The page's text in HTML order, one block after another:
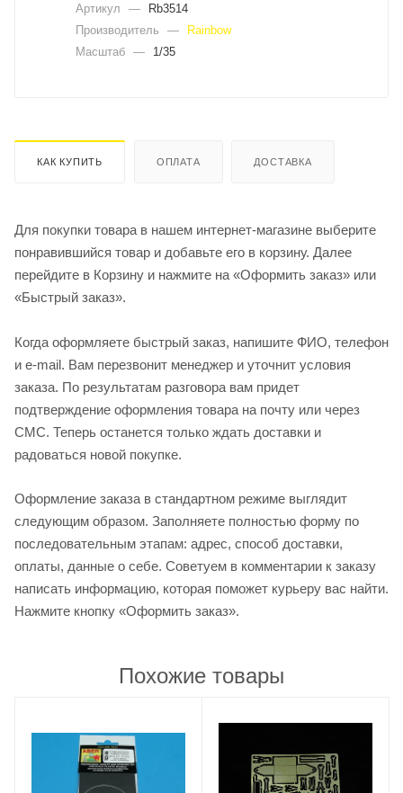
Артикул —
Rb3514
Производитель
—
Rainbow
Масштаб — 1/35
КАК КУПИТЬ ОПЛАТА ДОСТАВКА
Для покупки товара в нашем интернет-магазине выберите
понравившийся товар и добавьте его в корзину. Далее
перейдите в Корзину и нажмите на «Оформить заказ» или
«Быстрый заказ».
Когда оформляете быстрый заказ, напишите ФИО, телефон
и e-mail. Вам перезвонит менеджер и уточнит условия
заказа. По результатам разговора вам придет
подтверждение оформления товара на почту или через
СМС. Теперь останется только ждать доставки и
радоваться новой покупке.
Оформление заказа в стандартном режиме выглядит
следующим образом. Заполняете полностью форму по
последовательным этапам: адрес, способ доставки,
оплаты, данные о себе. Советуем в комментарии к заказу
написать информацию, которая поможет курьеру вас найти.
Нажмите кнопку «Оформить заказ».
Похожие товары